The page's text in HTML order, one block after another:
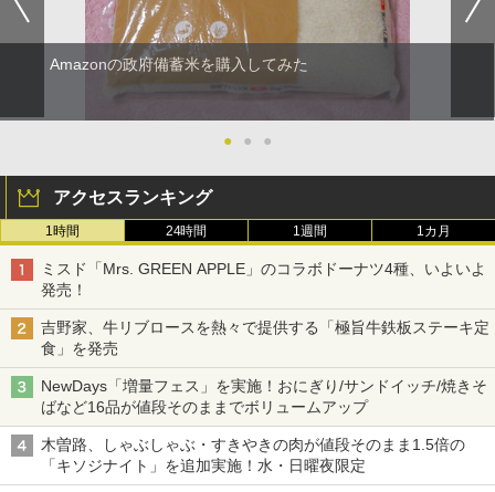
Amazonの政府備蓄米を購入してみた
● ● ●
アクセスランキング
1時間 24時間 1週間 1カ月
ミスド「Mrs. GREEN APPLE」のコラボドーナツ4種、いよいよ
発売！
吉野家、牛リブロースを熱々で提供する「極旨牛鉄板ステーキ定
食」を発売
NewDays「増量フェス」を実施！おにぎり/サンドイッチ/焼きそ
ばなど16品が値段そのままでボリュームアップ
木曽路、しゃぶしゃぶ・すきやきの肉が値段そのまま1.5倍の
「キソジナイト」を追加実施！水・日曜夜限定